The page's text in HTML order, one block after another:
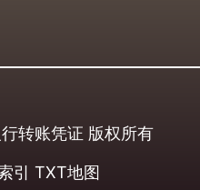
转账凭证 版权所有
引 TXT地图